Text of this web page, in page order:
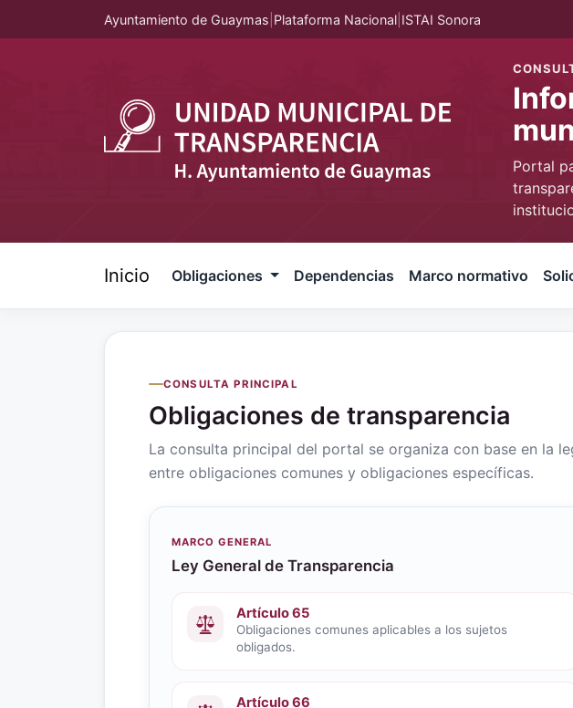
Ayuntamiento de Guaymas Plataforma Nacional ISTAI Sonora
Portal
Inicio Obligaciones Dependencias Marco normativo
CONSULTA PRINCIPAL
Obligaciones de transparencia
La consulta principal del portal se organiza con base en la
entre obligaciones comunes y obligaciones específicas.
MARCO GENERAL
Ley General de Transparencia
Artículo 65
Obligaciones comunes aplicables a los sujetos
obligados.
Artículo 66